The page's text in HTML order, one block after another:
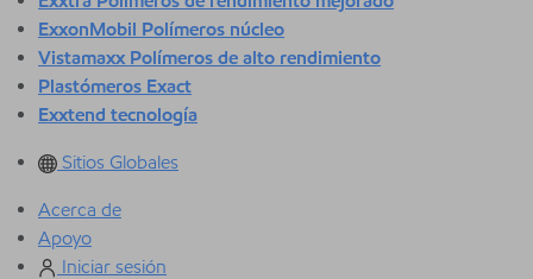
ExxonMobil Polímeros núcleo
Vistamaxx Polímeros de alto rendimiento
Plastómeros Exact
Exxtend tecnología
Sitios Globales
Acerca de
Apoyo
Iniciar sesión